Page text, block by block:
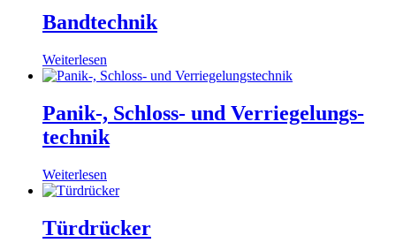
Bandtechnik
Weiterlesen
Panik-, Schloss- und Verriegelungs­
technik
Weiterlesen
Türdrücker